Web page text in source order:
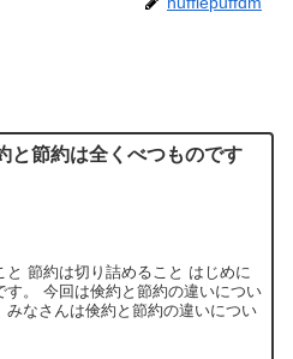
と節約は全くべつものです
節約は切り詰めること はじめに
。 今回は倹約と節約の違いについ
なさんは倹約と節約の違いについ